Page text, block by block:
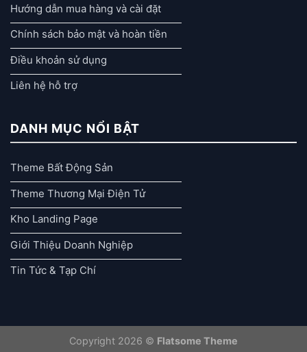
Hướng dẫn mua hàng và cài đặt
Chính sách bảo mật và hoàn tiền
Điều khoản sử dụng
Liên hệ hỗ trợ
DANH MỤC NỔI BẬT
Theme Bất Động Sản
Theme Thương Mại Điện Tử
Kho Landing Page
Giới Thiệu Doanh Nghiệp
Tin Tức & Tạp Chí
Copyright 2026 © Flatsome Theme